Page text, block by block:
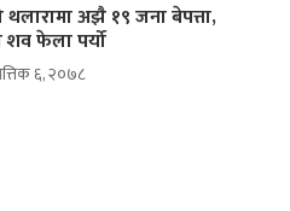
अझै १९ जना बेपत्ता,
फेला पर्यो
६, २०७८